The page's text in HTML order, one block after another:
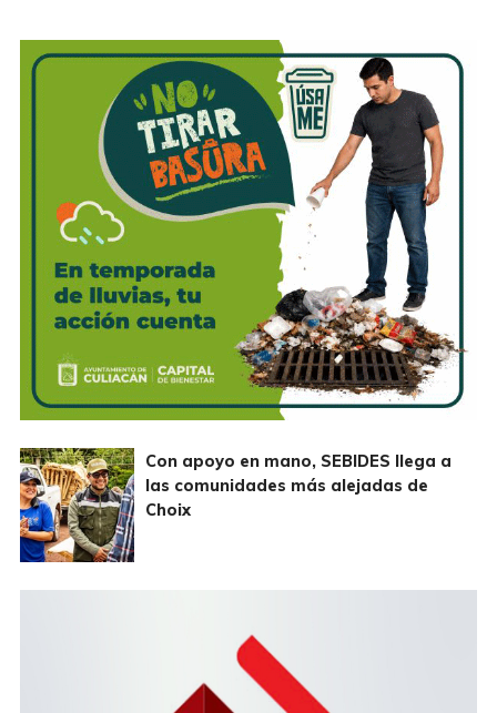
Con apoyo en mano, SEBIDES llega a
las comunidades más alejadas de
Choix